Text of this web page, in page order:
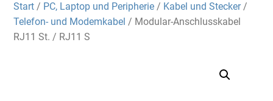
Start / PC, Laptop und Peripherie / Kabel und Stecker/
Telefon- und Modemkabel / Modular-Anschlusskabel
RJ11 St. / RJ11 S